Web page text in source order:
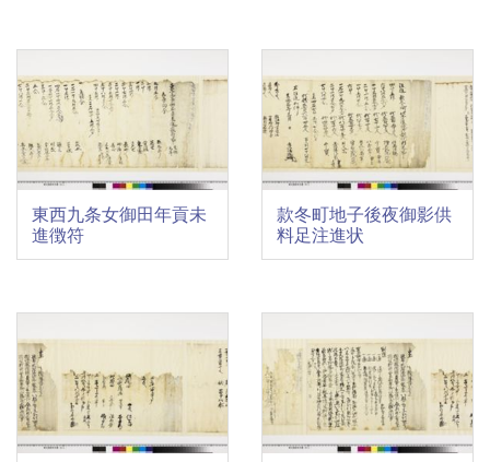
東西九条女御田年貢未
進徴符
款冬町地子後夜御影供
料足注進状